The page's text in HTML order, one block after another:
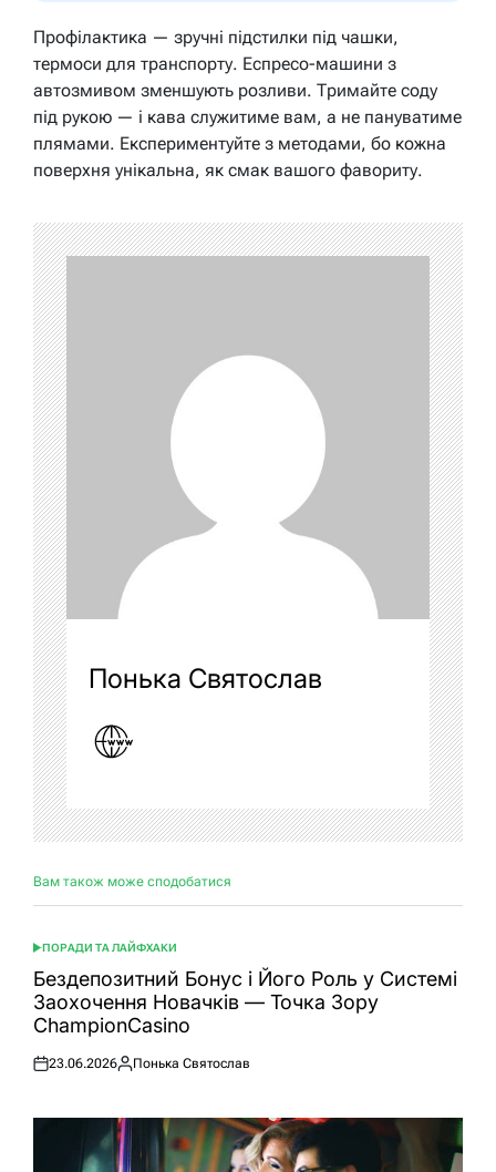
Профілактика — зручні підстилки під чашки,
термоси для транспорту. Еспресо-машини з
автозмивом зменшують розливи. Тримайте соду
під рукою — і кава служитиме вам, а не пануватиме
плямами. Експериментуйте з методами, бо кожна
поверхня унікальна, як смак вашого фавориту.
Понька Святослав
Вам також може сподобатися
ОПУБЛІКУВАТИ
У
ПОРАДИ ТА ЛАЙФХАКИ
Бездепозитний Бонус і Його Роль у Системі
Заохочення Новачків — Точка Зору
ChampionCasino
Оприлюднено
23.06.2026
Опубліковано
Понька Святослав